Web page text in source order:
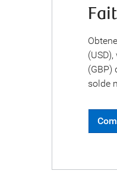
(GBP)
solde